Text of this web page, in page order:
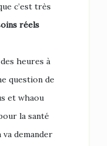
c’est très
réels
heures à
question de
et whaou
la santé
va demander